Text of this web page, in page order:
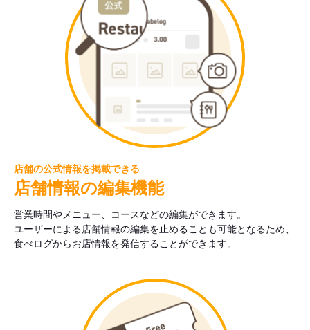
店舗の公式情報を掲載できる
店舗情報の編集機能
営業時間やメニュー、コースなどの編集ができます。
ユーザーによる店舗情報の編集を止めることも可能となるため、
食べログからお店情報を発信することができます。